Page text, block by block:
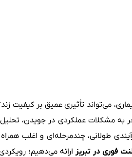
می‌تواند تأثیری عمیق بر
به مشکلات عملکردی در جویدن،
طولانی، چندمرحله‌ای و اغلب
فوری در تبریز ارائه می‌دهیم؛